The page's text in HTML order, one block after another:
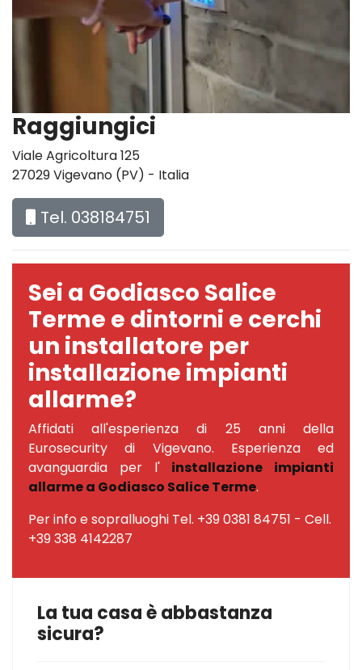
Raggiungici
Viale Agricoltura 125
27029 Vigevano (PV) - Italia
Tel. 038184751
Sei a Godiasco Salice
Terme e dintorni e cerchi
un installatore per
installazione impianti
allarme?
Affidati all'esperienza di 25 anni della
Eurosecurity di Vigevano. Esperienza ed
avanguardia per l' installazione impianti
allarme a Godiasco Salice Terme.
Per info e sopralluoghi Tel. +39 0381 84751 - Cell.
+39 338 4142287
La tua casa è abbastanza
sicura?